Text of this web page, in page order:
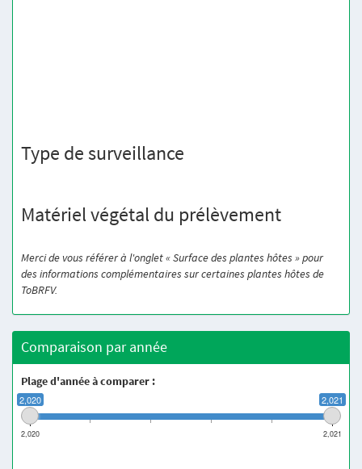
Type de surveillance
Matériel végétal du prélèvement
Merci de vous référer à l'onglet « Surface des plantes hôtes » pour
des informations complémentaires sur certaines plantes hôtes de
ToBRFV.
Comparaison par année
Plage d'année à comparer :
2,020 2,021
2,020 2,021